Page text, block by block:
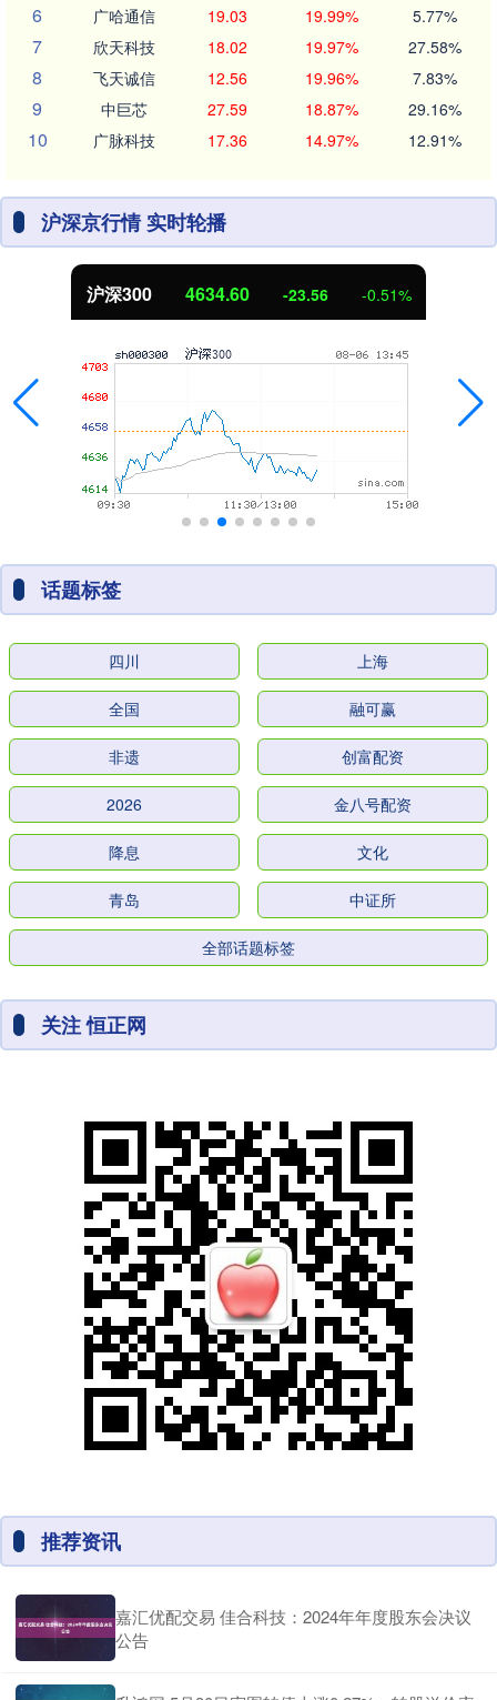
6 广哈通信 19.03 19.99% 5.77%
7 欣天科技 18.02 19.97% 27.58%
8 飞天诚信 12.56 19.96% 7.83%
9 中巨芯 27.59 18.87% 29.16%
10 广脉科技 17.36 14.97% 12.91%
沪深京行情 实时轮播
沪深300 4634.60 -23.56 -0.51%
话题标签
四川 上海
全国 融可赢
非遗 创富配资
2026 金八号配资
降息 文化
青岛 中证所
全部话题标签
关注 恒正网
推荐资讯
嘉汇优配交易 佳合科技：2024年年度股东会决议
公告